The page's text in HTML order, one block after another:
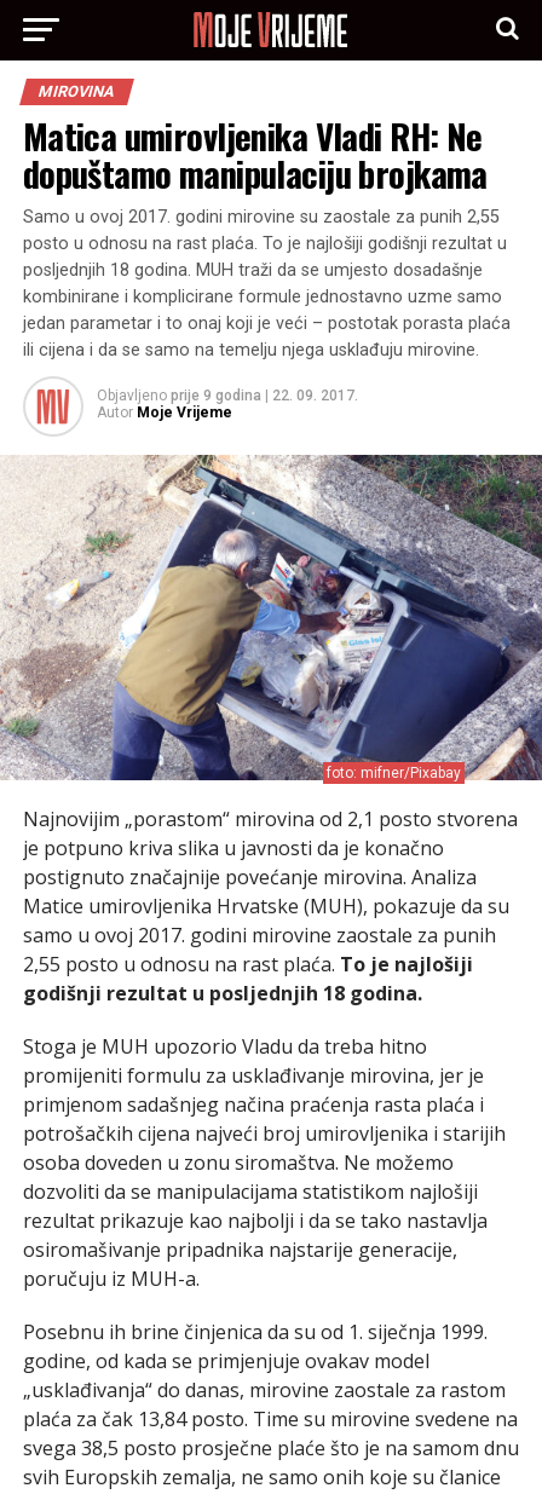
MIROVINA
Matica umirovljenika Vladi RH: Ne
dopuštamo manipulaciju brojkama
Samo u ovoj 2017. godini mirovine su zaostale za punih 2,55
posto u odnosu na rast plaća. To je najlošiji godišnji rezultat u
posljednjih 18 godina. MUH traži da se umjesto dosadašnje
kombinirane i komplicirane formule jednostavno uzme samo
jedan parametar i to onaj koji je veći – postotak porasta plaća
ili cijena i da se samo na temelju njega usklađuju mirovine.
Objavljeno prije 9 godina
22. 09. 2017.
Autor Moje Vrijeme
foto: mifner/Pixabay
Najnovijim „porastom“ mirovina od 2,1 posto stvorena
je potpuno kriva slika u javnosti da je konačno
postignuto značajnije povećanje mirovina. Analiza
Matice umirovljenika Hrvatske (MUH), pokazuje da su
samo u ovoj 2017. godini mirovine zaostale za punih
2,55 posto u odnosu na rast plaća. To je najlošiji
godišnji rezultat u posljednjih 18 godina.
Stoga je MUH upozorio Vladu da treba hitno
promijeniti formulu za usklađivanje mirovina, jer je
primjenom sadašnjeg načina praćenja rasta plaća i
potrošačkih cijena najveći broj umirovljenika i starijih
osoba doveden u zonu siromaštva. Ne možemo
dozvoliti da se manipulacijama statistikom najlošiji
rezultat prikazuje kao najbolji i da se tako nastavlja
osiromašivanje pripadnika najstarije generacije,
poručuju iz MUH-a.
Posebnu ih brine činjenica da su od 1. siječnja 1999.
godine, od kada se primjenjuje ovakav model
„usklađivanja“ do danas, mirovine zaostale za rastom
plaća za čak 13,84 posto. Time su mirovine svedene na
svega 38,5 posto prosječne plaće što je na samom dnu
svih Europskih zemalja, ne samo onih koje su članice